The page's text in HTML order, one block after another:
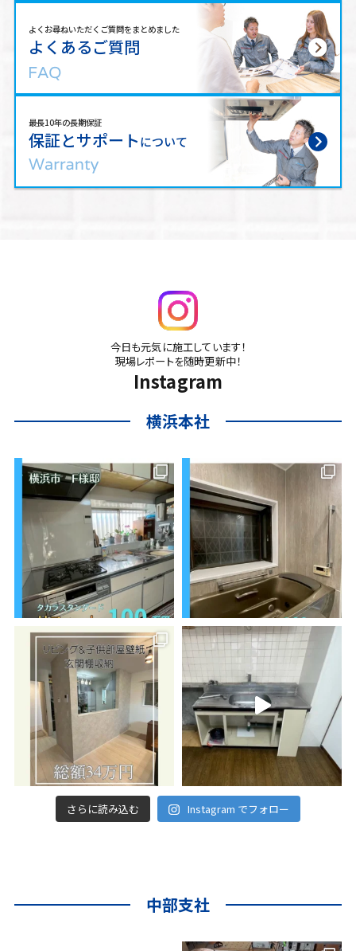
よくお尋ねいただくご質問をまとめました
よくあるご質問
最長10年の長期保証
保証とサポートについて
今日も元気に施工しています！
現場レポートを随時更新中！
Instagram
横浜本社
さらに読み込む Instagram でフォロー
中部支社